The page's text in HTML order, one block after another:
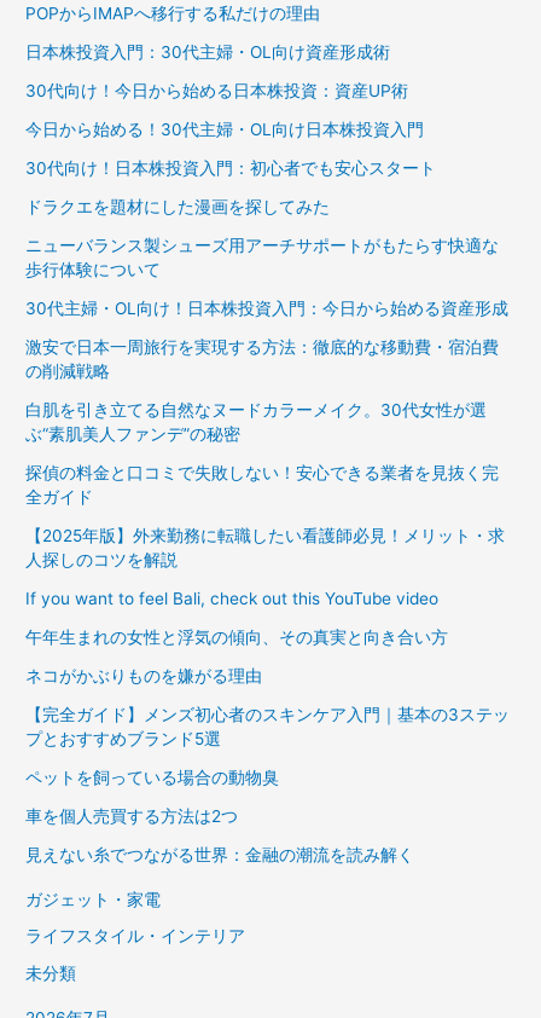
POPからIMAPへ移行する私だけの理由
日本株投資入門：30代主婦・OL向け資産形成術
30代向け！今日から始める日本株投資：資産UP術
今日から始める！30代主婦・OL向け日本株投資入門
30代向け！日本株投資入門：初心者でも安心スタート
ドラクエを題材にした漫画を探してみた
ニューバランス製シューズ用アーチサポートがもたらす快適な
歩行体験について
30代主婦・OL向け！日本株投資入門：今日から始める資産形成
激安で日本一周旅行を実現する方法：徹底的な移動費・宿泊費
の削減戦略
白肌を引き立てる自然なヌードカラーメイク。30代女性が選
ぶ“素肌美人ファンデ”の秘密
探偵の料金と口コミで失敗しない！安心できる業者を見抜く完
全ガイド
【2025年版】外来勤務に転職したい看護師必見！メリット・求
人探しのコツを解説
If you want to feel Bali, check out this YouTube video
午年生まれの女性と浮気の傾向、その真実と向き合い方
ネコがかぶりものを嫌がる理由
【完全ガイド】メンズ初心者のスキンケア入門｜基本の3ステッ
プとおすすめブランド5選
ペットを飼っている場合の動物臭
車を個人売買する方法は2つ
見えない糸でつながる世界：金融の潮流を読み解く
ガジェット・家電
ライフスタイル・インテリア
未分類